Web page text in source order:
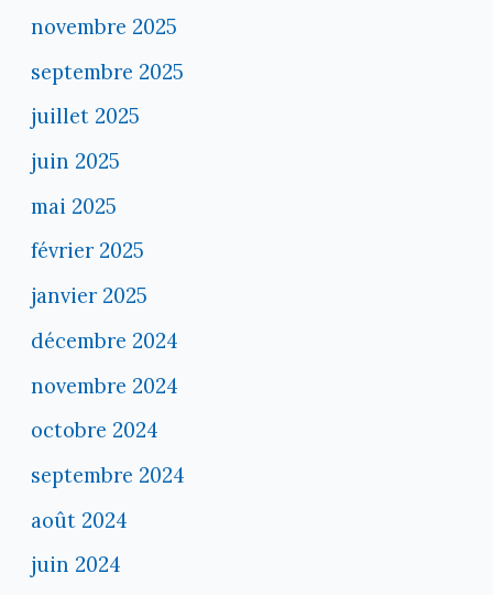
novembre 2025
septembre 2025
juillet 2025
juin 2025
mai 2025
février 2025
janvier 2025
décembre 2024
novembre 2024
octobre 2024
septembre 2024
août 2024
juin 2024